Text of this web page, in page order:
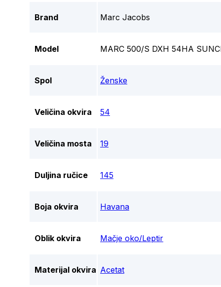
Brand Marc Jacobs
Model MARC 500/S DXH 54HA
Spol Ženske
Veličina okvira 54
Veličina mosta 19
Duljina ručice 145
Boja okvira Havana
Oblik okvira Mačje oko/Leptir
Materijal okvira Acetat